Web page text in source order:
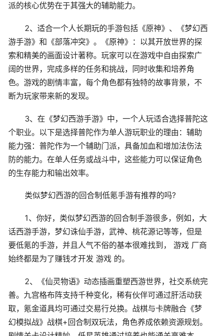
派的核心优势在于其强大的辅助能力。
2、适合一个人长期玩的手游包括《原神》、《梦幻西
游手游》和《部落冲突》。《原神》：以其开放世界的探
索和精美的画面设计著称。玩家可以在游戏中自由探索广
阔的世界，完成多样的任务和挑战，同时收集和培养角
色。游戏的剧情丰富，每个角色都有独特的故事背景，不
断为玩家带来新的发现。
3、在《梦幻西游手游》中，一个人玩适合选择普陀这
个职业。以下是选择普陀作为单人游玩职业的理由：辅助
能力强：普陀作为一个辅助门派，具备加血和增加法伤法
防的能力。在单人任务或战斗中，这些能力可以保证角色
的生存能力和输出效率。
类似梦幻西游的回合制低氪手游有推荐的吗?
1、你好，类似梦幻西游的回合制手游很多，例如，大
话西游手游，梦幻诛仙手游，武神、桃花源记等等，但是
要低氪的手游，并且人气不俗的基本很难找到， 游戏 厂商
始终都是为了赚钱才开发 游戏 的。
2、《仙灵物语》动态插画重塑西游世界，社交系统完
善。九宫格布阵支持千种变化，稀有伙伴可通过肝活动获
取，氪金道具均可通过交易行兑换。战棋与卡牌融合《梦
幻模拟战》战棋+回合制双玩法，角色养成依赖资源规划。